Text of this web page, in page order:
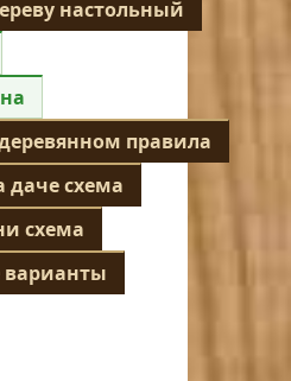
настольный
правила
даче схема
схема
варианты